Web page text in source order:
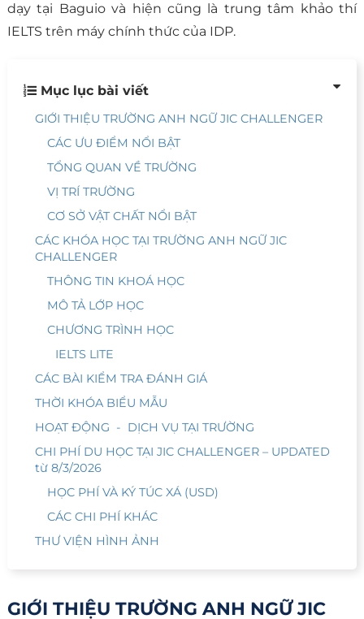
dạy tại Baguio và hiện cũng là trung tâm khảo thí
IELTS trên máy chính thức của IDP.
Mục lục bài viết
GIỚI THIỆU TRƯỜNG ANH NGỮ JIC CHALLENGER
CÁC ƯU ĐIỂM NỔI BẬT
TỔNG QUAN VỀ TRƯỜNG
VỊ TRÍ TRƯỜNG
CƠ SỞ VẬT CHẤT NỔI BẬT
CÁC KHÓA HỌC TẠI TRƯỜNG ANH NGỮ JIC
CHALLENGER
THÔNG TIN KHOÁ HỌC
MÔ TẢ LỚP HỌC
CHƯƠNG TRÌNH HỌC
IELTS LITE
CÁC BÀI KIỂM TRA ĐÁNH GIÁ
THỜI KHÓA BIỂU MẪU
HOẠT ĐỘNG - DỊCH VỤ TẠI TRƯỜNG
CHI PHÍ DU HỌC TẠI JIC CHALLENGER – UPDATED
từ 8/3/2026
HỌC PHÍ VÀ KÝ TÚC XÁ (USD)
CÁC CHI PHÍ KHÁC
THƯ VIỆN HÌNH ẢNH
GIỚI THIỆU TRƯỜNG ANH NGỮ JIC